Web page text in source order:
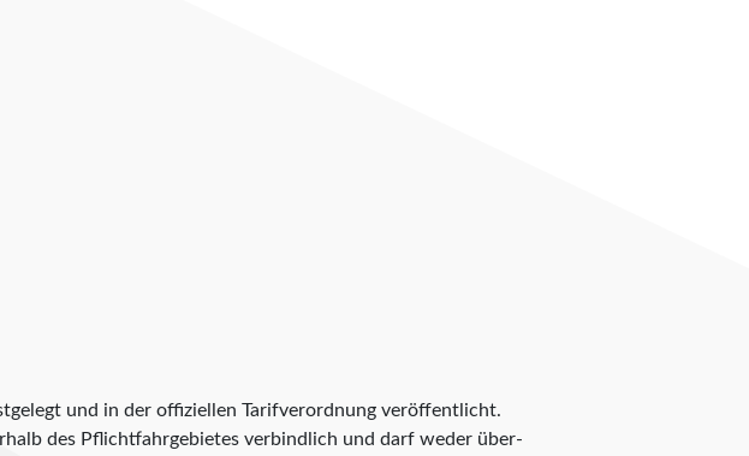
und in der offiziellen Tarifverordnung veröffentlicht.
des Pflichtfahrgebietes verbindlich und darf weder über-